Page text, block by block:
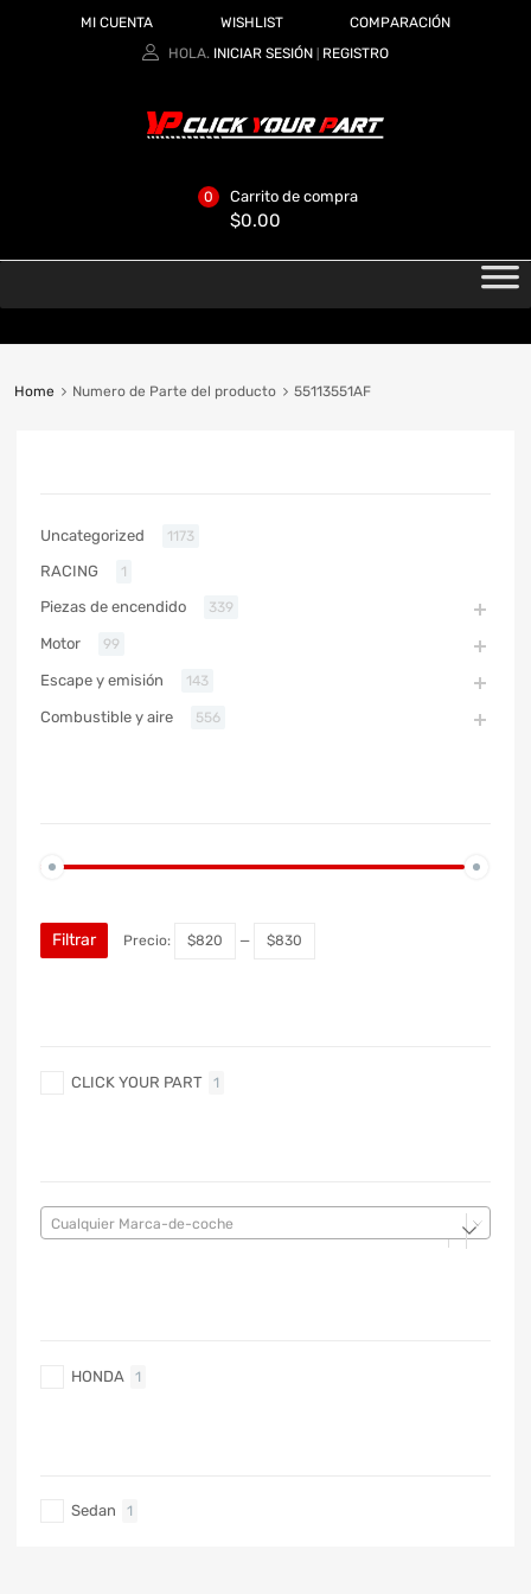
MI CUENTA WISHLIST
COMPARACIÓN
HOLA. INICIAR SESIÓN REGISTRO
Carrito de compra
$0.00
0
Home Numero de Parte del producto 55113551AF
Uncategorized 1173
RACING 1
Piezas de encendido 339
Motor 99
Escape y emisión 143
Combustible y aire 556
Filtrar Precio: $820 — $830
CLICK YOUR PART 1
Cualquier Marca-de-coche
HONDA 1
Sedan 1